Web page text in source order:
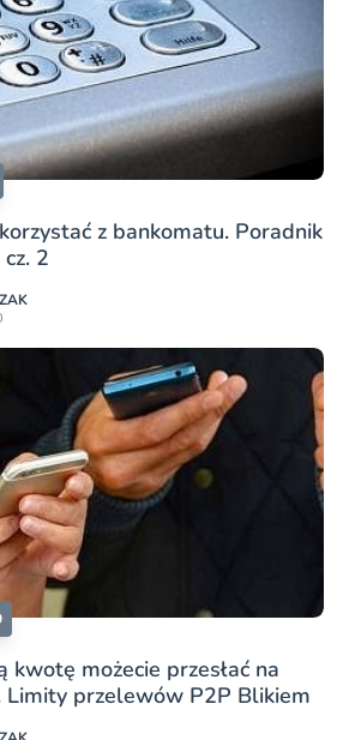
z bankomatu. Poradnik
2
kwotę możecie przesłać na
Limity przelewów P2P Blikiem